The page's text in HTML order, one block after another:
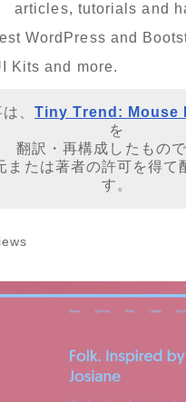
articles, tutorials and
WordPress and
Kits and more.
は、Tiny Trend: Mouse
を
翻訳・再構成したもので
または著者の許可を得て
す。